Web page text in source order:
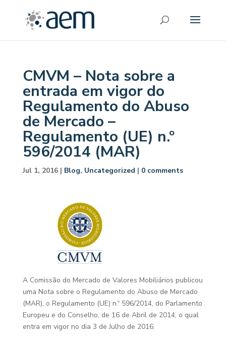
CMVM – Nota sobre a
entrada em vigor do
Regulamento do Abuso
de Mercado –
Regulamento (UE) n.º
596/2014 (MAR)
Jul 1, 2016| Blog, Uncategorized | 0 comments
A Comissão do Mercado de Valores Mobiliários publicou
uma Nota sobre o Regulamento do Abuso de Mercado
(MAR), o Regulamento (UE) n.º 596/2014, do Parlamento
Europeu e do Conselho, de 16 de Abril de 2014, o qual
entra em vigor no dia 3 de Julho de 2016.